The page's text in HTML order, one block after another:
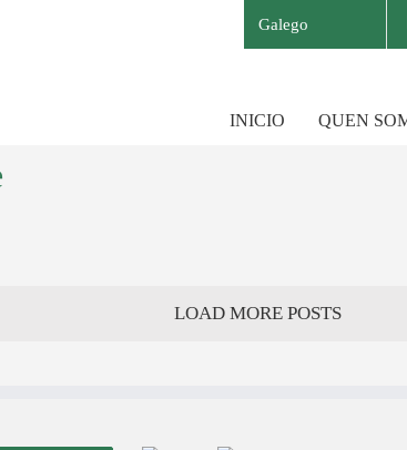
Galego
INICIO QUEN
LOAD MORE POSTS